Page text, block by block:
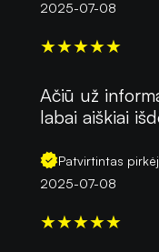
2025-07-08
★★★★★
Ačiū už
labai aiškiai
Patvirtintas
2025-07-08
★★★★★